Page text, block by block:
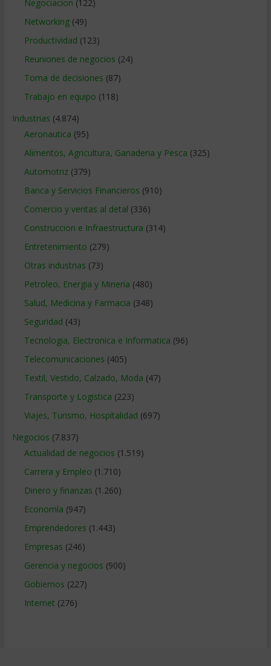
Negociacion (122)
Networking(49)
Productividad (123)
Reuniones de negocios (24)
Toma de decisiones (87)
Trabajo en equipo (118)
Industrias (4.874)
Aeronautica (95)
Alimentos, Agricultura, Ganaderia y Pesca (325)
Automotriz(379)
Banca y Servicios Financieros (910)
Comercio y ventas al detal (336)
Construccion e Infraestructura (314)
Entretenimiento (279)
Otras industrias (73)
Petroleo, Energia y Mineria (480)
Salud, Medicina y Farmacia (348)
Seguridad (43)
Tecnologia, Electronica e Informatica (96)
Telecomunicaciones (405)
Textil, Vestido, Calzado, Moda (47)
Transporte y Logistica (223)
Viajes, Turismo, Hospitalidad (697)
Negocios (7.837)
Actualidad de negocios (1.519)
Carrera y Empleo (1.710)
Dinero y finanzas (1.260)
Economía (947)
Emprendedores (1.443)
Empresas (246)
Gerencia y negocios (900)
Gobiernos (227)
Internet (276)